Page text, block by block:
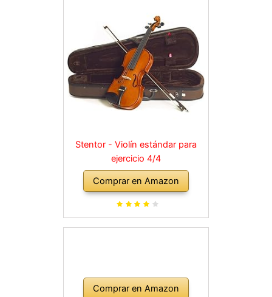
Stentor - Violín estándar para
ejercicio 4/4
Comprar en Amazon
Comprar en Amazon